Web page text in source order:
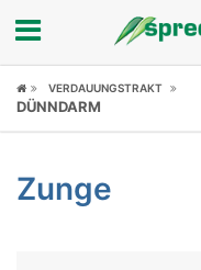
Fokus
Symptome
VERDAUUNGSTRAKT
DÜNNDARM
Zunge